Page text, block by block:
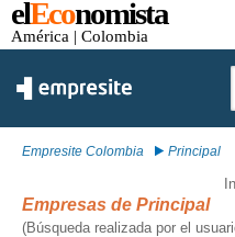
elEconomista
América | Colombia
Empresite Colombia Principal
Empresas de Principal
(Búsqueda realizada por el